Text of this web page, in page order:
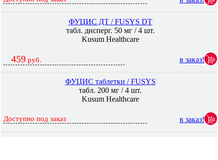
ФУЦИС ДТ / FUSYS DT
табл. дисперг. 50 мг / 4 шт.
Kusum Healthcare
459 руб. в заказ!
ФУЦИС таблетки / FUSYS
табл. 200 мг / 4 шт.
Kusum Healthcare
Доступно под заказ в заказ!